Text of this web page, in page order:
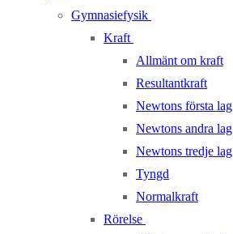
Gymnasiefysik
Kraft
Allmänt om kraft
Resultantkraft
Newtons första lag
Newtons andra lag
Newtons tredje lag
Tyngd
Normalkraft
Rörelse